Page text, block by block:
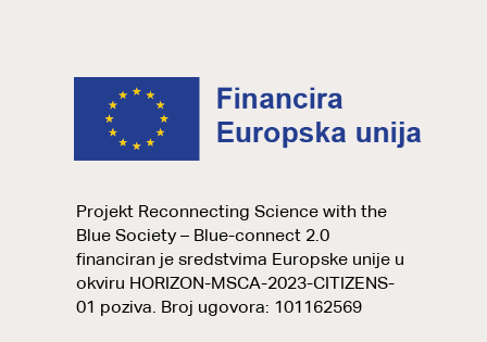
Projekt Reconnecting Science with the
Blue Society – Blue-connect 2.0
financiran je sredstvima Europske unije u
okviru HORIZON-MSCA-2023-CITIZENS-
01 poziva. Broj ugovora: 101162569